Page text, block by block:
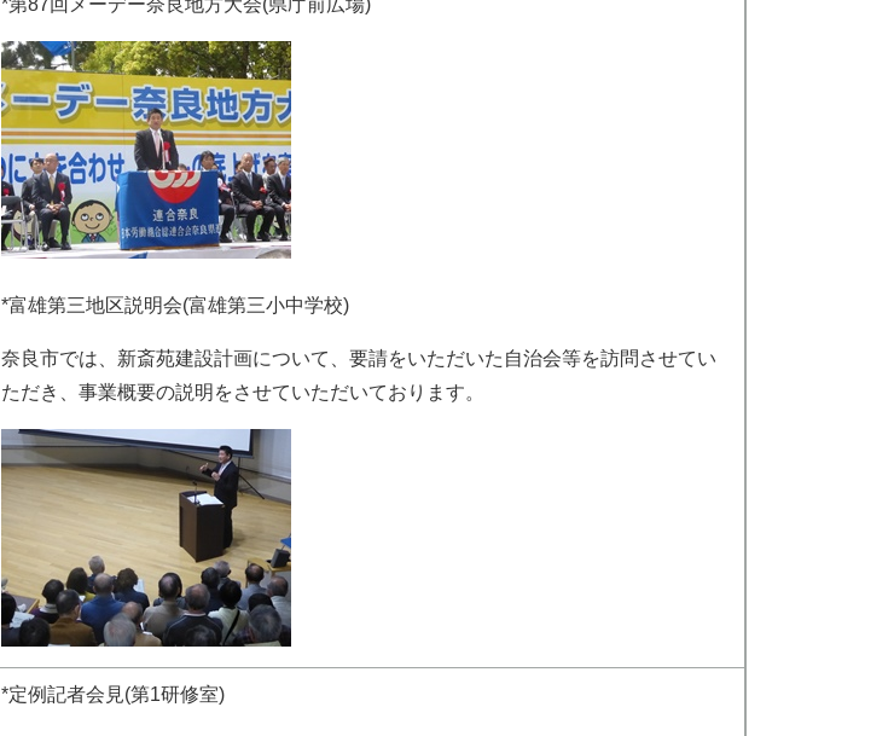
*第87回メーデー奈良地方大会(県庁前広場)
*富雄第三地区説明会(富雄第三小中学校)
奈良市では、新斎苑建設計画について、要請をいただいた自治会等を訪問させてい
ただき、事業概要の説明をさせていただいております。
*定例記者会見(第1研修室)